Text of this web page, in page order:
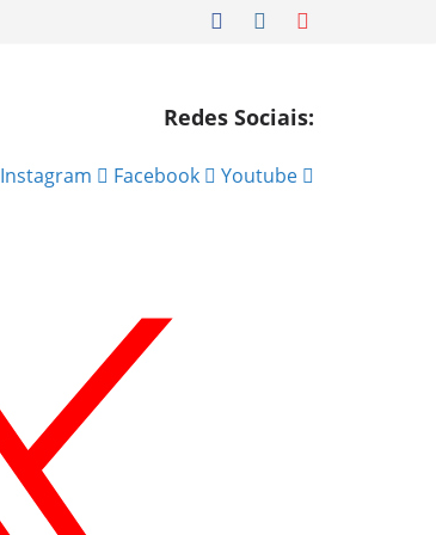
Redes Sociais:
Instagram Facebook Youtube